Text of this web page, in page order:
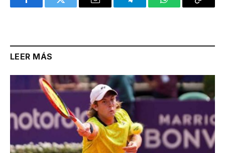
FacebookTwitter Email TelegramWhatsAppCopy
LEER MÁS